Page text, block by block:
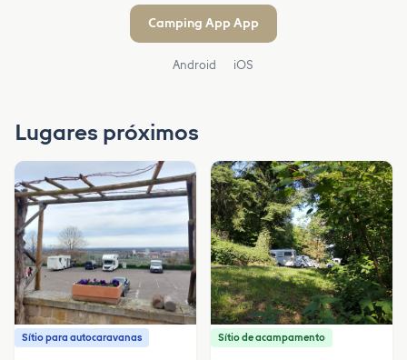
Camping App App
Android iOS
Lugares próximos
Sítio para autocaravanas Sítio de acampamento